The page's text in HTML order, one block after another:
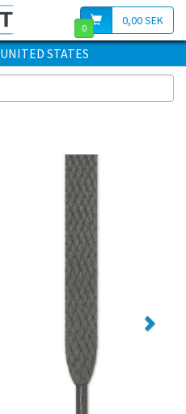
0,00 SEK
0
UNITED STATES